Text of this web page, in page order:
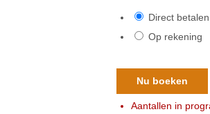
Direct
Op rekening
Nu boeken
Aantallen in